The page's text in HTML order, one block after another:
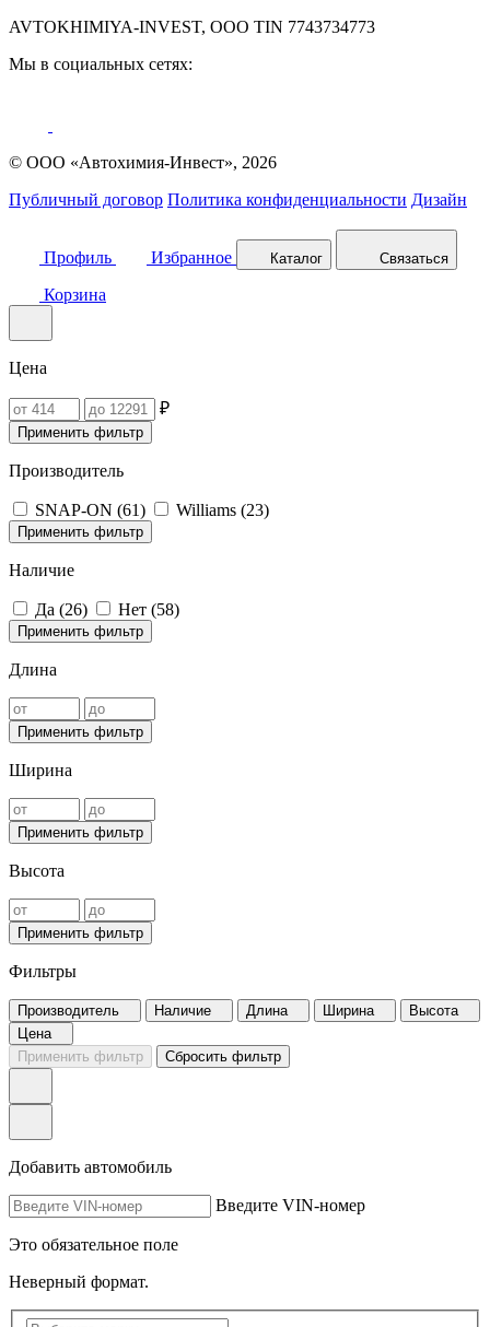
AVTOKHIMIYA-INVEST, OOO TIN 7743734773
Мы в социальных сетях:
© ООО «Автохимия-Инвест», 2026
Публичный договор Политика конфиденциальности Дизайн
Профиль Избранное Каталог Связаться
Корзина
Цена
₽
Применить фильтр
Производитель
SNAP-ON (61) Williams (23)
Применить фильтр
Наличие
Да (26) Нет (58)
Применить фильтр
Длина
Применить фильтр
Ширина
Применить фильтр
Высота
Применить фильтр
Фильтры
Производитель Наличие Длина Ширина
Высота
Цена
Применить фильтр
Сбросить фильтр
Добавить автомобиль
Введите VIN-номер
Это обязательное поле
Неверный формат.